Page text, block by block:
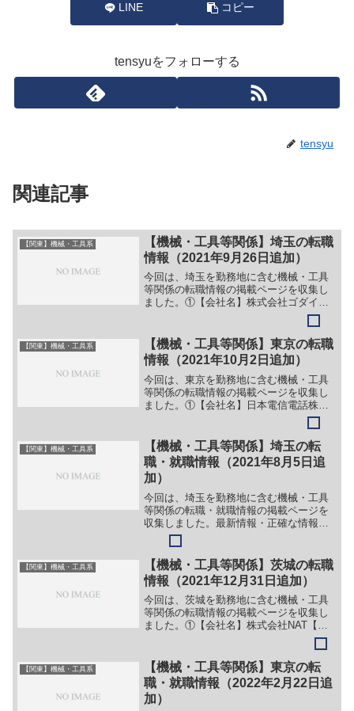
LINE コピー
tensyuをフォローする
tensyu
関連記事
【関東】機械・工具系
【機械・工具等関係】埼玉の転職
情報（2021年9月26日追加）
今回は、埼玉を勤務地に含む機械・工具
等関係の転職情報の掲載ページを収集し
ました。①【会社名】株式会社ゴダイエ
ンジニアリング【職務】（１）機械設計
（２）電気回路設計（３）制御盤組立
（４）製缶板金（５）営業技術【勤務
地】埼玉県川越市山田1461...
【関東】機械・工具系
【機械・工具等関係】東京の転職
情報（2021年10月2日追加）
今回は、東京を勤務地に含む機械・工具
等関係の転職情報の掲載ページを収集し
ました。①【会社名】日本電信電話株式
会社NTT研究所【職務】（１）情報・通
信技術に関わる研究・開発職【勤務地】
品川等【詳細】転職・就職情報の詳細は
こちら②【会社名】株式...
【関東】機械・工具系
【機械・工具等関係】埼玉の転
職・就職情報（2021年8月5日追
加）
今回は、埼玉を勤務地に含む機械・工具
等関係の転職・就職情報の掲載ページを
収集しました。最新情報・正確な情報は
企業サイトでご確認ください。①【会社
名】日本光電工業株式会社【職務】
（１）医療機器のハードウェア開発
（２）営業職【勤務地】埼玉県所沢...
【関東】機械・工具系
【機械・工具等関係】茨城の転職
情報（2021年12月31日追加）
今回は、茨城を勤務地に含む機械・工具
等関係の転職情報の掲載ページを収集し
ました。①【会社名】株式会社NAT【職
務】（１）加速器に係る技術者（２）核
融合装置に係る技術者（３）研究施設に
おける実験支援技術者（制御・電気）・
エンジニア【勤務地】茨...
【関東】機械・工具系
【機械・工具等関係】東京の転
職・就職情報（2022年2月22日追
加）